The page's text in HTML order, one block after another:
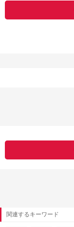
関連するキーワード